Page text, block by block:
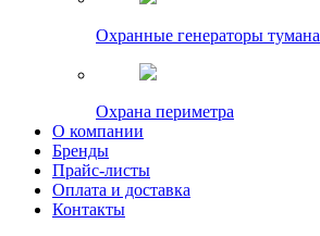
Охранные генераторы тумана
Охрана периметра
О компании
Бренды
Прайс-листы
Оплата и доставка
Контакты